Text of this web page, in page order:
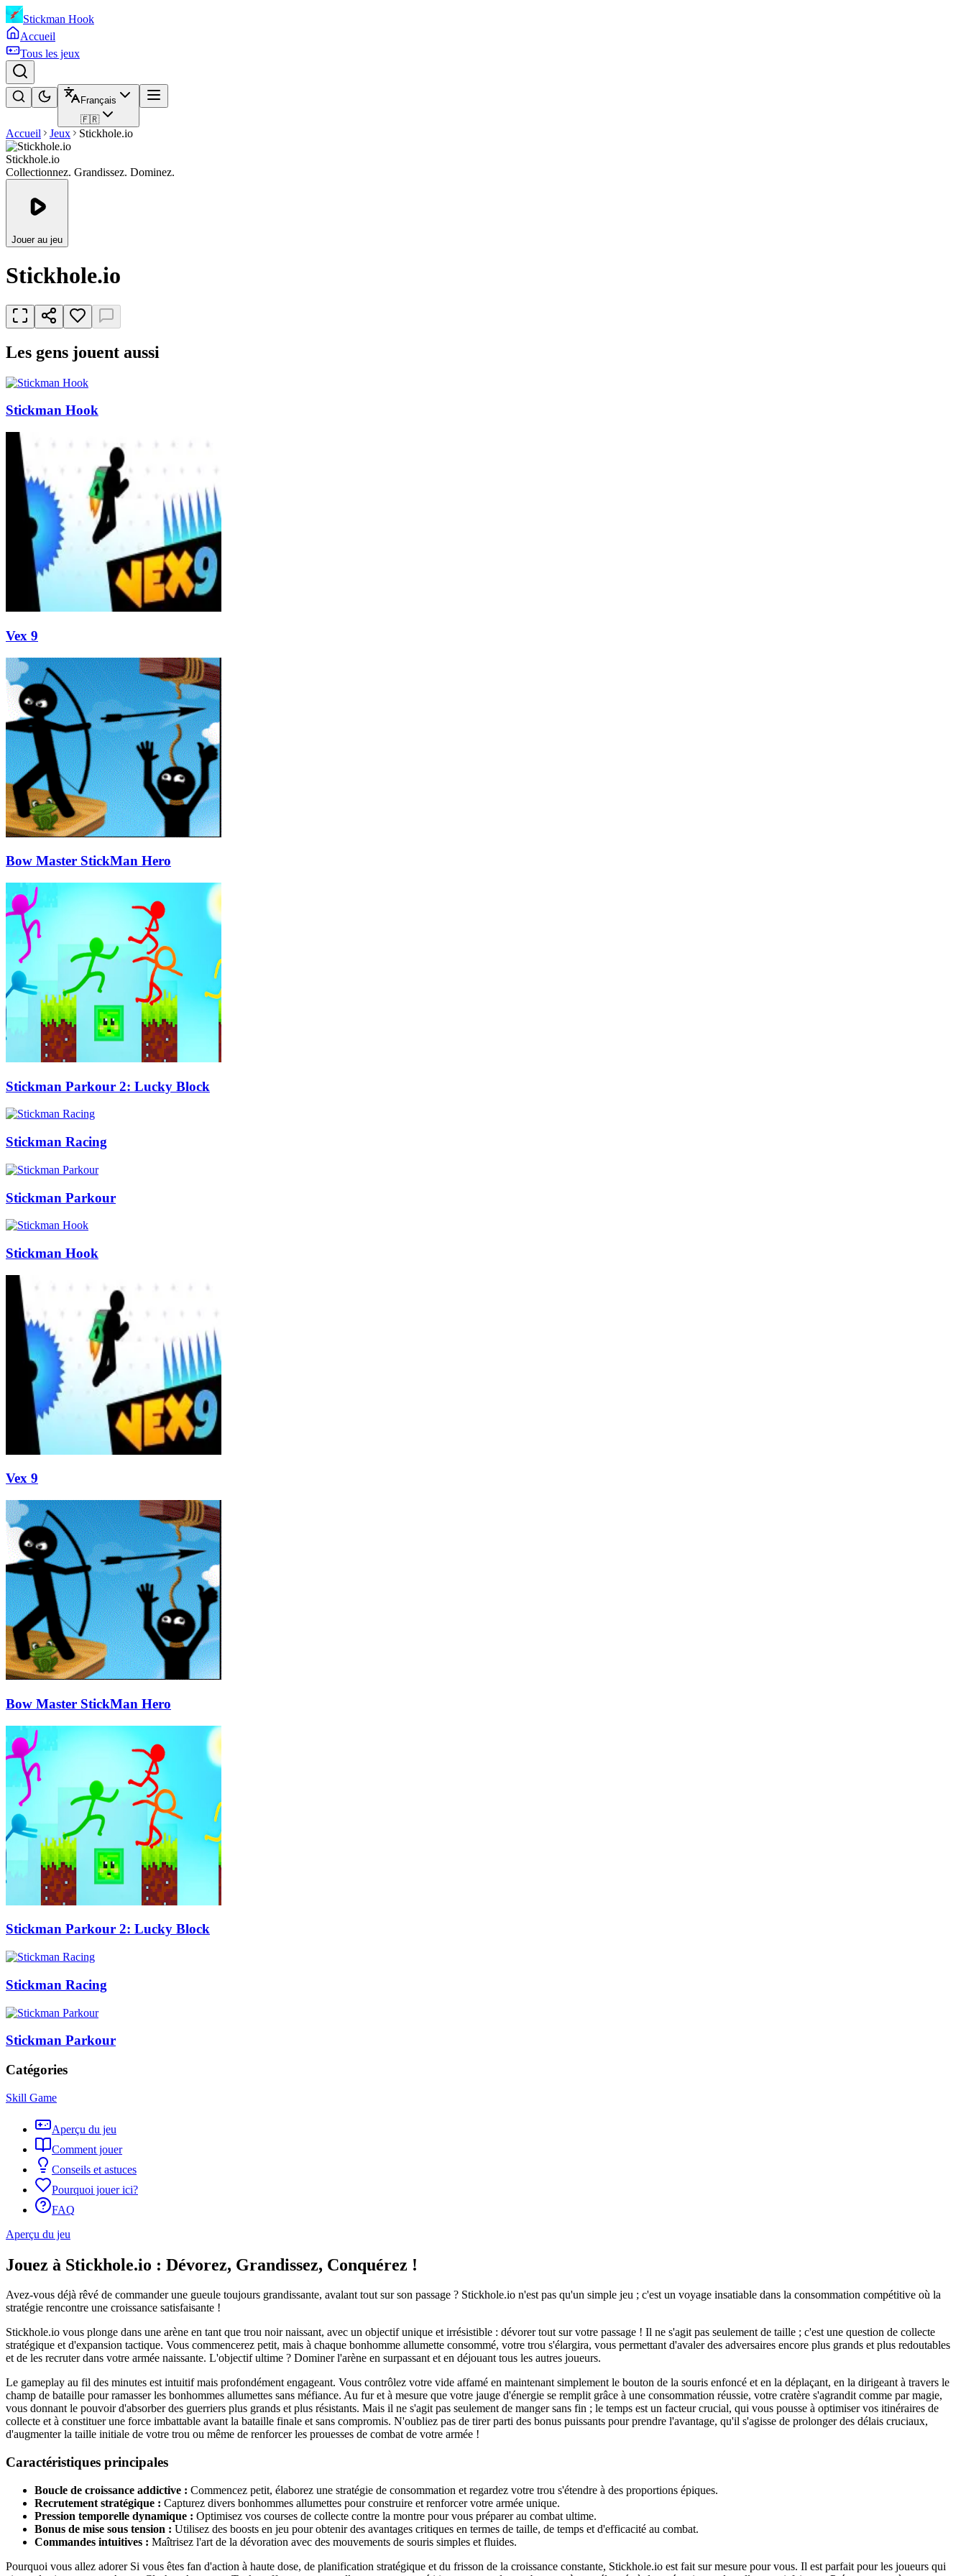
Stickman Hook
Accueil
Tous les jeux
Français
🇫🇷
Accueil Jeux Stickhole.io
Stickhole.io
Collectionnez. Grandissez. Dominez.
Jouer au jeu
Stickhole.io
Les gens jouent aussi
Stickman Hook
Vex 9
Bow Master StickMan Hero
Stickman Parkour 2: Lucky Block
Stickman Racing
Stickman Parkour
Stickman Hook
Vex 9
Bow Master StickMan Hero
Stickman Parkour 2: Lucky Block
Stickman Racing
Stickman Parkour
Catégories
Skill Game
Aperçu du jeu
Comment jouer
Conseils et astuces
Pourquoi jouer ici?
FAQ
Aperçu du jeu
Jouez à Stickhole.io : Dévorez, Grandissez, Conquérez !
Avez-vous déjà rêvé de commander une gueule toujours grandissante, avalant tout sur son passage ? Stickhole.io n'est pas qu'un simple jeu ; c'est un voyage insatiable dans la consommation compétitive où la
stratégie rencontre une croissance satisfaisante !
Stickhole.io vous plonge dans une arène en tant que trou noir naissant, avec un objectif unique et irrésistible : dévorer tout sur votre passage ! Il ne s'agit pas seulement de taille ; c'est une question de collecte
stratégique et d'expansion tactique. Vous commencerez petit, mais à chaque bonhomme allumette consommé, votre trou s'élargira, vous permettant d'avaler des adversaires encore plus grands et plus redoutables
et de les recruter dans votre armée naissante. L'objectif ultime ? Dominer l'arène en surpassant et en déjouant tous les autres joueurs.
Le gameplay au fil des minutes est intuitif mais profondément engageant. Vous contrôlez votre vide affamé en maintenant simplement le bouton de la souris enfoncé et en la déplaçant, en la dirigeant à travers le
champ de bataille pour ramasser les bonhommes allumettes sans méfiance. Au fur et à mesure que votre jauge d'énergie se remplit grâce à une consommation réussie, votre cratère s'agrandit comme par magie,
vous donnant le pouvoir d'absorber des guerriers plus grands et plus résistants. Mais il ne s'agit pas seulement de manger sans fin ; le temps est un facteur crucial, qui vous pousse à optimiser vos itinéraires de
collecte et à constituer une force imbattable avant la bataille finale et sans compromis. N'oubliez pas de tirer parti des bonus puissants pour prendre l'avantage, qu'il s'agisse de prolonger des délais cruciaux,
d'augmenter la taille initiale de votre trou ou même de renforcer les prouesses de combat de votre armée !
Caractéristiques principales
Boucle de croissance addictive : Commencez petit, élaborez une stratégie de consommation et regardez votre trou s'étendre à des proportions épiques.
Recrutement stratégique : Capturez divers bonhommes allumettes pour construire et renforcer votre armée unique.
Pression temporelle dynamique : Optimisez vos courses de collecte contre la montre pour vous préparer au combat ultime.
Bonus de mise sous tension : Utilisez des boosts en jeu pour obtenir des avantages critiques en termes de taille, de temps et d'efficacité au combat.
Commandes intuitives : Maîtrisez l'art de la dévoration avec des mouvements de souris simples et fluides.
Pourquoi vous allez adorer Si vous êtes fan d'action à haute dose, de planification stratégique et du frisson de la croissance constante, Stickhole.io est fait sur mesure pour vous. Il est parfait pour les joueurs qui